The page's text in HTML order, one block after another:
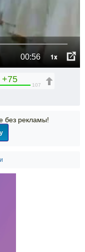
00:56 1x
+75
107
без рекламы!